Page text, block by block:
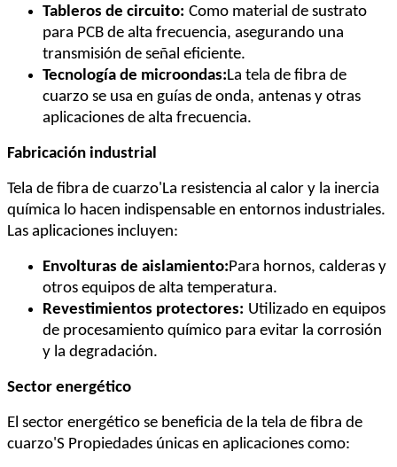
Tableros de circuito: Como material de sustrato
para PCB de alta frecuencia, asegurando una
transmisión de señal eficiente.
Tecnología de microondas:La tela de fibra de
cuarzo se usa en guías de onda, antenas y otras
aplicaciones de alta frecuencia.
Fabricación industrial
Tela de fibra de cuarzo'La resistencia al calor y la inercia
química lo hacen indispensable en entornos industriales.
Las aplicaciones incluyen:
Envolturas de aislamiento:Para hornos, calderas y
otros equipos de alta temperatura.
Revestimientos protectores: Utilizado en equipos
de procesamiento químico para evitar la corrosión
y la degradación.
Sector energético
El sector energético se beneficia de la tela de fibra de
cuarzo'S Propiedades únicas en aplicaciones como: